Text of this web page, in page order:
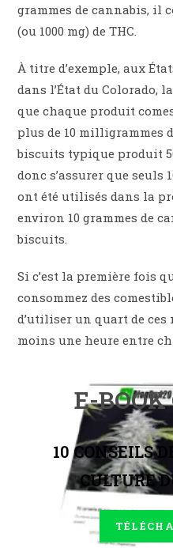
grammes de cannabis, il
(ou 1000 mg) de THC.
À titre d’exemple, aux
dans l’État du Colorado,
que chaque produit
plus de 10 milligrammes
biscuits typique produit
donc s’assurer que seuls
ont été utilisés dans la
environ 10 grammes de
biscuits.
Si c’est la première fois
consommez des
d’utiliser un quart de ces
moins une heure entre
E-
10 CONSEILS
CULTURE